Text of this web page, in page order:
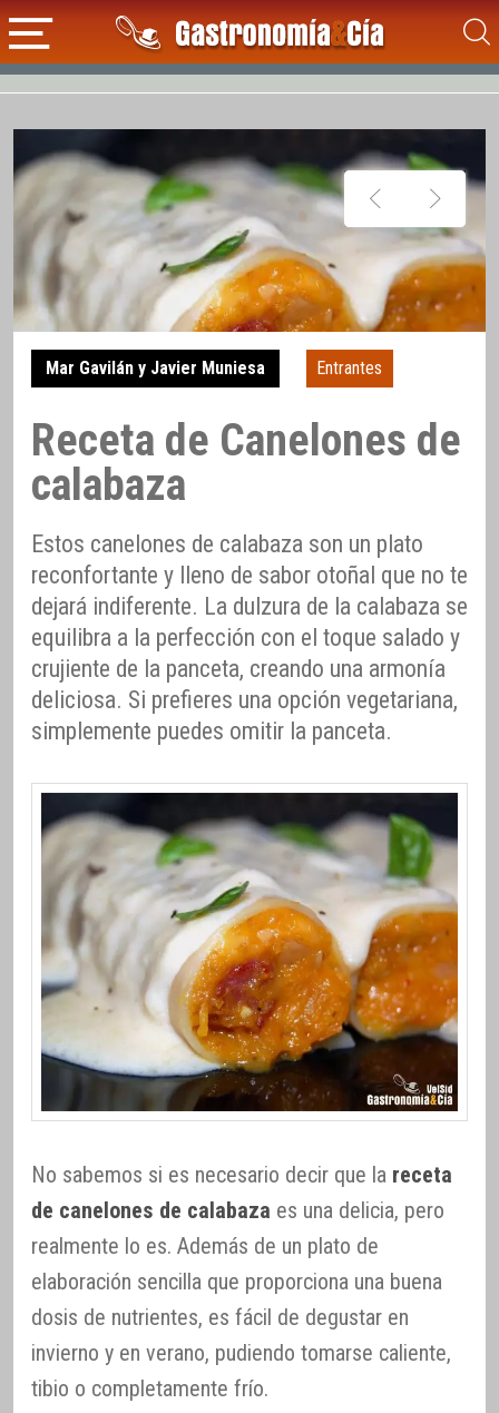
Mar Gavilán y Javier Muniesa Entrantes
Receta de Canelones de
calabaza
Estos canelones de calabaza son un plato
reconfortante y lleno de sabor otoñal que no te
dejará indiferente. La dulzura de la calabaza se
equilibra a la perfección con el toque salado y
crujiente de la panceta, creando una armonía
deliciosa. Si prefieres una opción vegetariana,
simplemente puedes omitir la panceta.
No sabemos si es necesario decir que la receta
de canelones de calabaza es una delicia, pero
realmente lo es. Además de un plato de
elaboración sencilla que proporciona una buena
dosis de nutrientes, es fácil de degustar en
invierno y en verano, pudiendo tomarse caliente,
tibio o completamente frío.